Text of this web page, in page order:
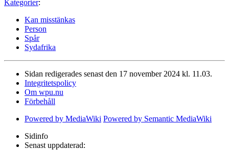
Kategorier:
Kan misstänkas
Person
Spår
Sydafrika
Sidan redigerades senast den 17 november 2024 kl. 11.03.
Integritetspolicy
Om wpu.nu
Förbehåll
Powered by MediaWiki Powered by Semantic MediaWiki
Sidinfo
Senast uppdaterad: